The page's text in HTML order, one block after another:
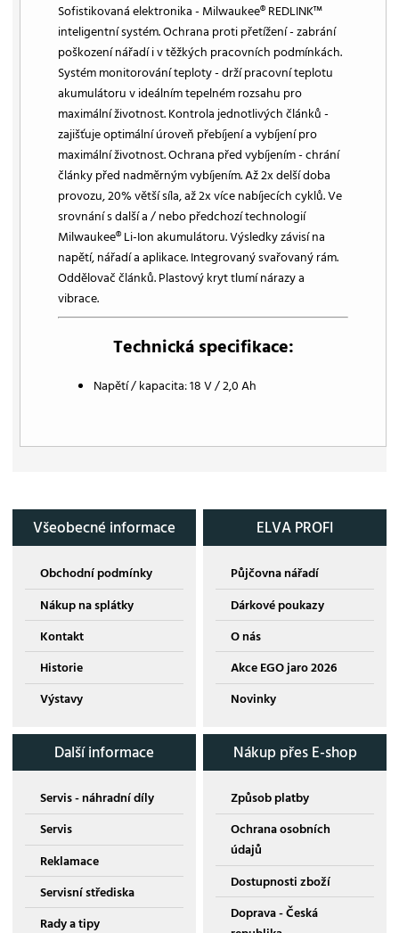
Sofistikovaná elektronika - Milwaukee® REDLINK™
inteligentní systém. Ochrana proti přetížení - zabrání
poškození nářadí i v těžkých pracovních podmínkách.
Systém monitorování teploty - drží pracovní teplotu
akumulátoru v ideálním tepelném rozsahu pro
maximální životnost. Kontrola jednotlivých článků -
zajišťuje optimální úroveň přebíjení a vybíjení pro
maximální životnost. Ochrana před vybíjením - chrání
články před nadměrným vybíjením. Až 2x delší doba
provozu, 20% větší síla, až 2x více nabíjecích cyklů. Ve
srovnání s další a / nebo předchozí technologií
Milwaukee® Li-Ion akumulátoru. Výsledky závisí na
napětí, nářadí a aplikace. Integrovaný svařovaný rám.
Oddělovač článků. Plastový kryt tlumí nárazy a
vibrace.
Technická specifikace:
Napětí / kapacita: 18 V / 2,0 Ah
Všeobecné informace
Obchodní podmínky
Nákup na splátky
Kontakt
Historie
Výstavy
ELVA PROFI
Půjčovna nářadí
Dárkové poukazy
O nás
Akce EGO jaro 2026
Novinky
Další informace
Servis - náhradní díly
Servis
Reklamace
Servisní střediska
Rady a tipy
Nákup přes E-shop
Způsob platby
Ochrana osobních
údajů
Dostupnosti zboží
Doprava - Česká